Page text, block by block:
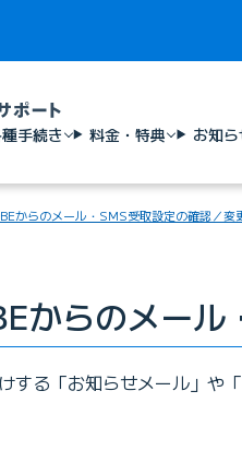
手続き 料金・特典
お知
からのメール・SMS受取設定の確認／変
からのメー
する「お知らせメール」や